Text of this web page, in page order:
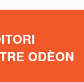
ODÈON